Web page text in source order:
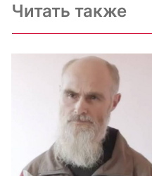
Читать также